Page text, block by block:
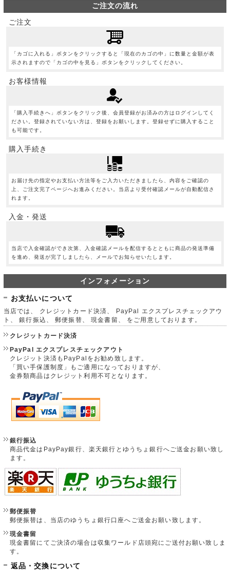
ご注文の流れ
ご注文
「カゴに入れる」ボタンをクリックすると「現在のカゴの中」に数量と金額が表
示されますので「カゴの中を見る」ボタンをクリックしてください。
お客様情報
「購入手続きへ」ボタンをクリック後、会員登録がお済みの方はログインしてく
ださい。登録されていない方は、登録をお願いします。登録せずに購入すること
も可能です。
購入手続き
お届け先の指定やお支払い方法等をご入力いただきましたら、内容をご確認の
上、ご注文完了ページへお進みください。当店より受付確認メールが自動配信さ
れます。
入金・発送
当店で入金確認ができ次第、入金確認メールを配信するとともに商品の発送準備
を進め、発送が完了しましたら、メールでお知らせいたします。
インフォメーション
お支払いについて
当店では、 クレジットカード決済、 PayPal エクスプレスチェックアウ
ト、 銀行振込、 郵便振替、 現金書留、 をご用意しております。
クレジットカード決済
PayPal エクスプレスチェックアウト
クレジット決済もPayPalをお勧め致します。
「買い手保護制度」もご適用になっておりますが、
金券類商品はクレジット利用不可となります。
銀行振込
商品代金はPayPay銀行、楽天銀行とゆうちょ銀行へご送金お願い致し
ます。
郵便振替
郵便振替は、当店のゆうちょ銀行口座へご送金お願い致します。
現金書留
現金書留にてご決済の場合は収集ワールド店頭宛にご送付お願い致しま
す。
返品・交換について